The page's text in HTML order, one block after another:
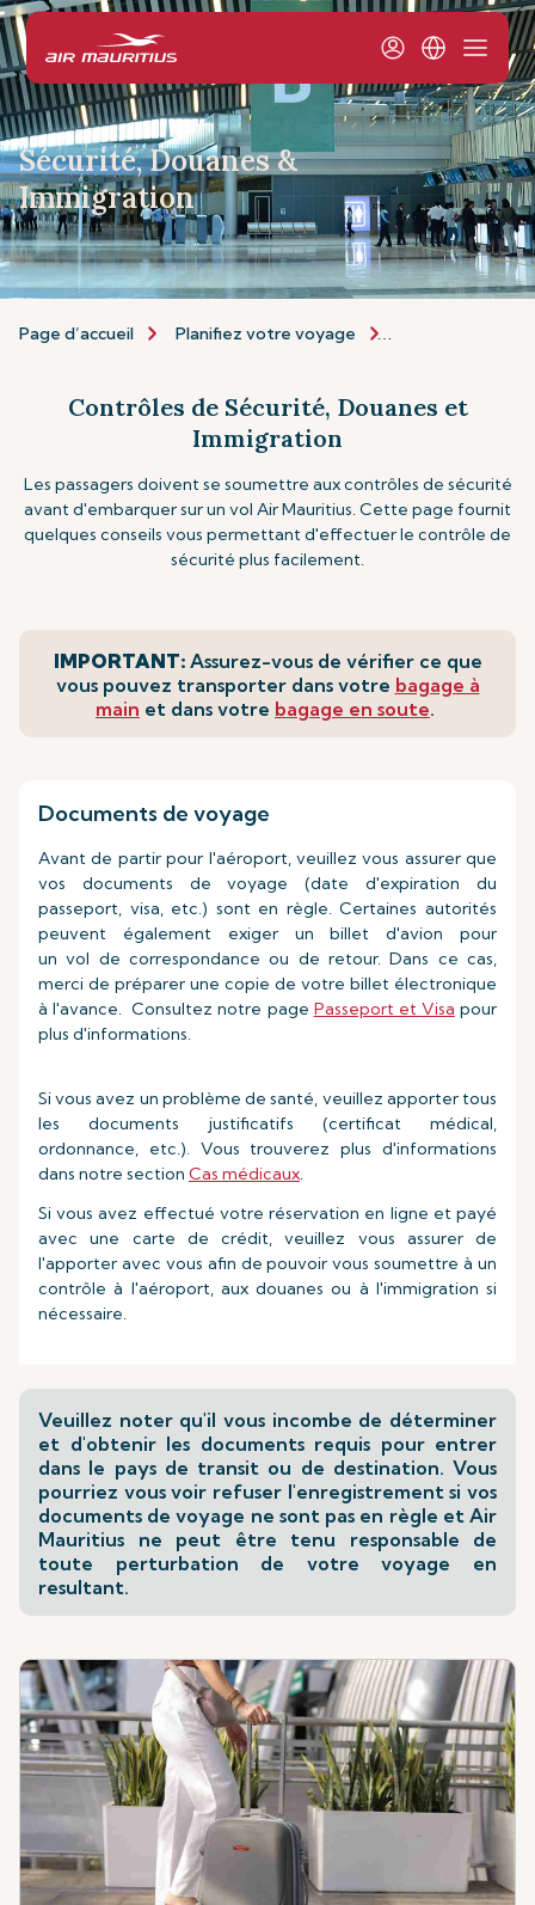
Sécurité, Douanes &
Immigration
Page d’accueil Planifiez votre voyage
Contrôles de Sécurité, Douanes et
Immigration
Les passagers doivent se soumettre aux contrôles de sécurité
avant d'embarquer sur un vol Air Mauritius. Cette page fournit
quelques conseils vous permettant d'effectuer le contrôle de
sécurité plus facilement.
IMPORTANT: Assurez-vous de vérifier ce que
vous pouvez transporter dans votre bagage à
main et dans votre bagage en soute.
Documents de voyage
Avant de partir pour l'aéroport, veuillez vous assurer que
vos documents de voyage (date d'expiration du
passeport, visa, etc.) sont en règle. Certaines autorités
peuvent également exiger un billet d'avion pour
un vol de correspondance ou de retour. Dans ce cas,
merci de préparer une copie de votre billet électronique
à l'avance. Consultez notre page Passeport et Visa pour
plus d'informations.
Si vous avez un problème de santé, veuillez apporter tous
les documents justificatifs (certificat médical,
ordonnance, etc.). Vous trouverez plus d'informations
dans notre section Cas médicaux.
Si vous avez effectué votre réservation en ligne et payé
avec une carte de crédit, veuillez vous assurer de
l'apporter avec vous afin de pouvoir vous soumettre à un
contrôle à l'aéroport, aux douanes ou à l'immigration si
nécessaire.
Veuillez noter qu'il vous incombe de déterminer
et d'obtenir les documents requis pour entrer
dans le pays de transit ou de destination. Vous
pourriez vous voir refuser l'enregistrement si vos
documents de voyage ne sont pas en règle et Air
Mauritius ne peut être tenu responsable de
toute perturbation de votre voyage en
resultant.